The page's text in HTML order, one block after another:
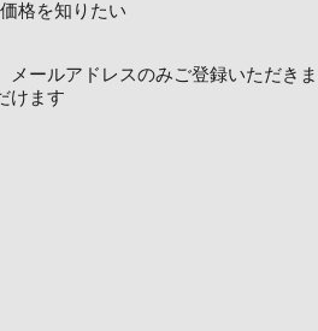
格を知りたい
ールアドレスのみご登録いただき
けます